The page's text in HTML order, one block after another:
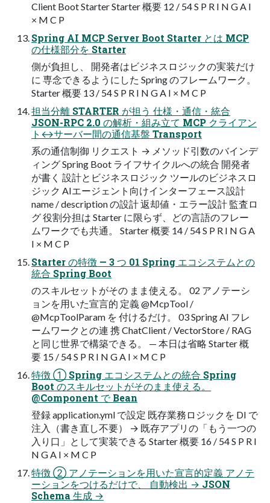
Client Boot Starter Starter 概要 12 / 54 S P R I N G A I
× M C P
Spring AI MCP Server Boot Starter とは MCP
の仕様部分を Starter
側が負担し、 開発者はビジネスロジックの実装だけ
に 専念できるようにした Spring のフレームワーク。
Starter 概要 13 / 54 S P R I N G A I × M C P
担当分離 STARTER が担う 仕様・通信・統合
JSON-RPC 2.0 の解析・組み立て MCP クライアン
ト↔サーバー間の通信基盤 Transport
系の通信制御 リクエスト → メソッド引数のバインデ
ィング Spring Boot ライフサイクルへの統合 開発者
が書く 設計とビジネスロジック ツールのビジネスロ
ジック AIエージェント向けインターフェース設計
name / description の設計 返却値・エラー設計 監査ロ
グ 役割分担は Starter に限らず、どの言語のフレー
ムワークでも共通。 Starter 概要 14 / 54 S P R I N G A
I × M C P
Starter の特徴 — 3 つ 01 Spring エコシステムとの
統合 Spring Boot
のスキルセットがその まま使える。 02 アノテーシ
ョンを用いた宣言的 定義 @McpTool /
@McpToolParam を 付けるだけ。 03 Spring AI フレ
ームワークとの連 携 ChatClient / VectorStore / RAG
と同じ世界で構築できる。 — 本日は省略 Starter 概
要 15 / 54 S P R I N G A I × M C P
特徴 ① Spring エコシステムとの統合 Spring
Boot のスキルセットがそのまま使える。
@Component で Bean
登録 application.yml で設定 既存業務ロジックを DI で
注入（書き直し不要） → 既存アプリの「もう一つの
入り口」として実装できる Starter 概要 16 / 54 S P R I
N G A I × M C P
特徴 ② アノテーションを用いた宣言的定義 アノテ
ーションをつけるだけで、 自動検出 → JSON
Schema 生成 →